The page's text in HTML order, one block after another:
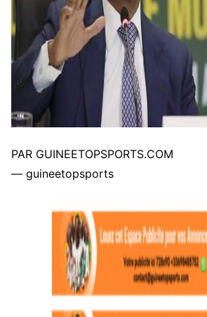
PAR GUINEETOPSPORTS.COM
— guineetopsports